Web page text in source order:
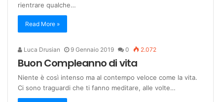
rientrare qualche…
Read More »
Luca Drusian 9 Gennaio 2019 0 2.072
Buon Compleanno di vita
Niente è così intenso ma al contempo veloce come la vita.
Ci sono traguardi che ti fanno meditare, alle volte…